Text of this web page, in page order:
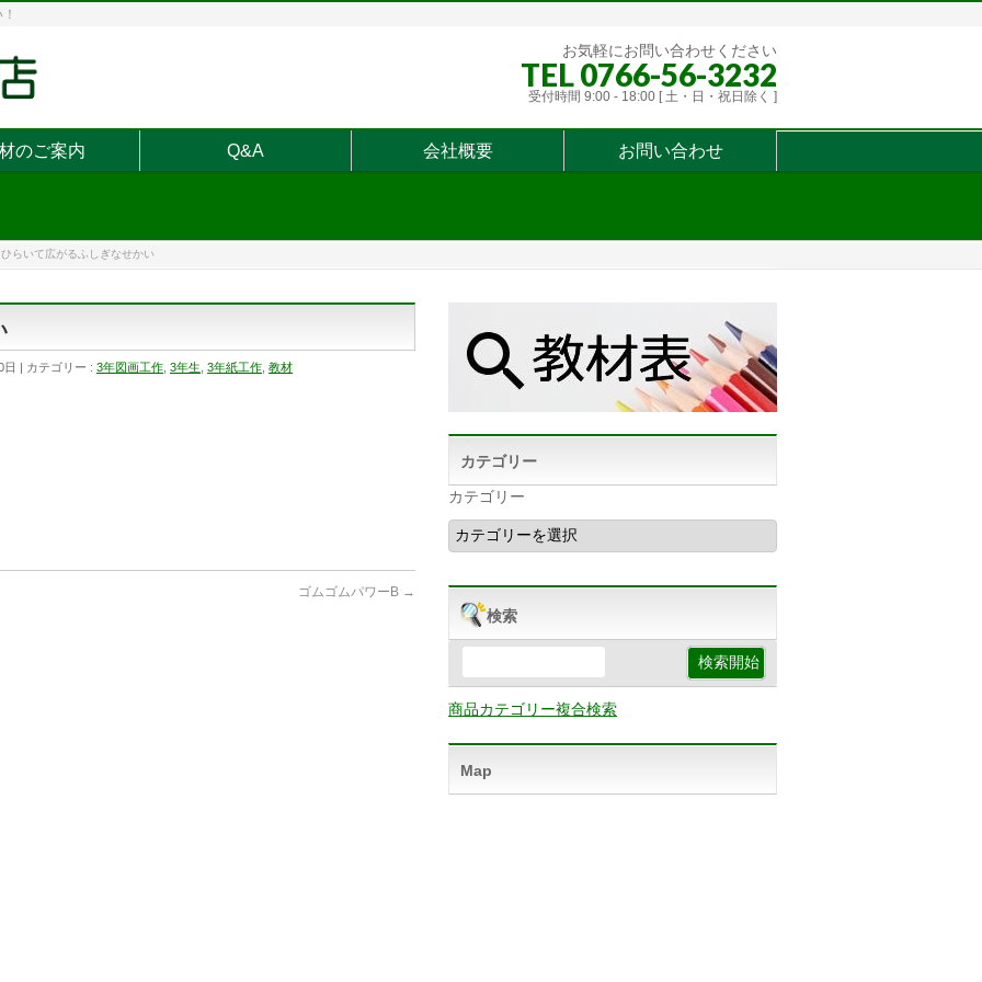
お気軽にお問い合わせください
TEL 0766-56-3232
受付時間 9:00 - 18:00 [ 土・日・祝日除く ]
のご案内 Q&A 会社概要 お問い合わせ
ひらいて広がるふしぎなせかい
日 カテゴリー : 3年図画工作 3年生 3年紙工作 教材
ゴムゴムパワーB →
カテゴリー
カテゴリー
検索
商品カテゴリー複合検索
Map